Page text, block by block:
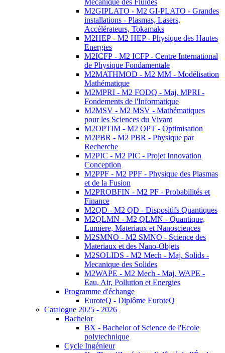
Mecanique des Fluides
M2GIPLATO - M2 GI-PLATO - Grandes
installations - Plasmas, Lasers,
Accélérateurs, Tokamaks
M2HEP - M2 HEP - Physique des Hautes
Energies
M2ICFP - M2 ICFP - Centre International
de Physique Fondamentale
M2MATHMOD - M2 MM - Modélisation
Mathématique
M2MPRI - M2 FODQ - Maj. MPRI -
Fondements de l'Informatique
M2MSV - M2 MSV - Mathématiques
pour les Sciences du Vivant
M2OPTIM - M2 OPT - Optimisation
M2PBR - M2 PBR - Physique par
Recherche
M2PIC - M2 PIC - Projet Innovation
Conception
M2PPF - M2 PPF - Physique des Plasmas
et de la Fusion
M2PROBFIN - M2 PF - Probabilités et
Finance
M2QD - M2 QD - Dispositifs Quantiques
M2QLMN - M2 QLMN - Quantique,
Lumiere, Materiaux et Nanosciences
M2SMNO - M2 SMNO - Science des
Materiaux et des Nano-Objets
M2SOLIDS - M2 Mech - Maj. Solids -
Mecanique des Solides
M2WAPE - M2 Mech - Maj. WAPE -
Eau, Air, Pollution et Energies
Programme d'échange
EuroteQ - Diplôme EuroteQ
Catalogue 2025 - 2026
Bachelor
BX - Bachelor of Science de l'Ecole
polytechnique
Cycle Ingénieur